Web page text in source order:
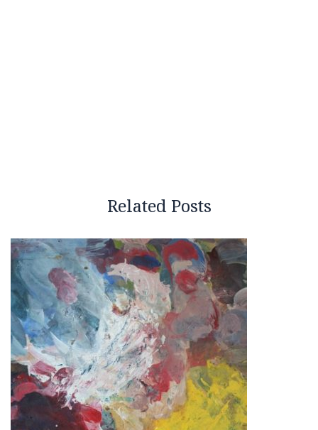
Related Posts